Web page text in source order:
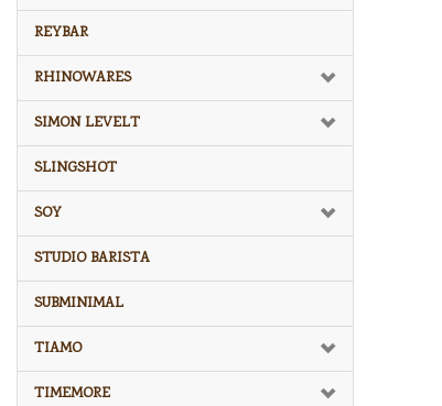
REYBAR
RHINOWARES
SIMON LEVELT
SLINGSHOT
SOY
STUDIO BARISTA
SUBMINIMAL
TIAMO
TIMEMORE